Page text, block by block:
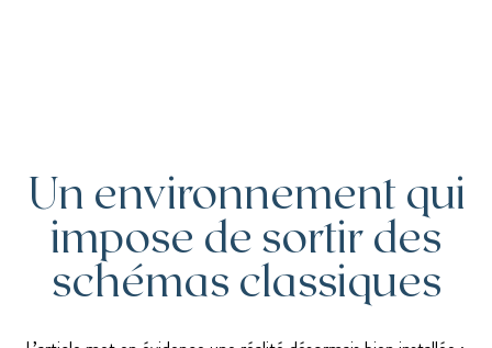
Un environnement qui
impose de sortir des
schémas classiques